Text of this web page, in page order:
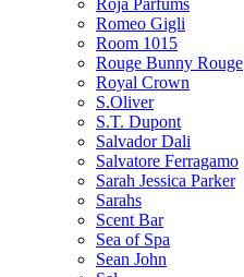
Roja Parfums
Romeo Gigli
Room 1015
Rouge Bunny Rouge
Royal Crown
S.Oliver
S.T. Dupont
Salvador Dali
Salvatore Ferragamo
Sarah Jessica Parker
Sarahs
Scent Bar
Sea of Spa
Sean John